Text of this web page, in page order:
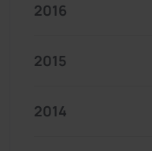
2016
2015
2014